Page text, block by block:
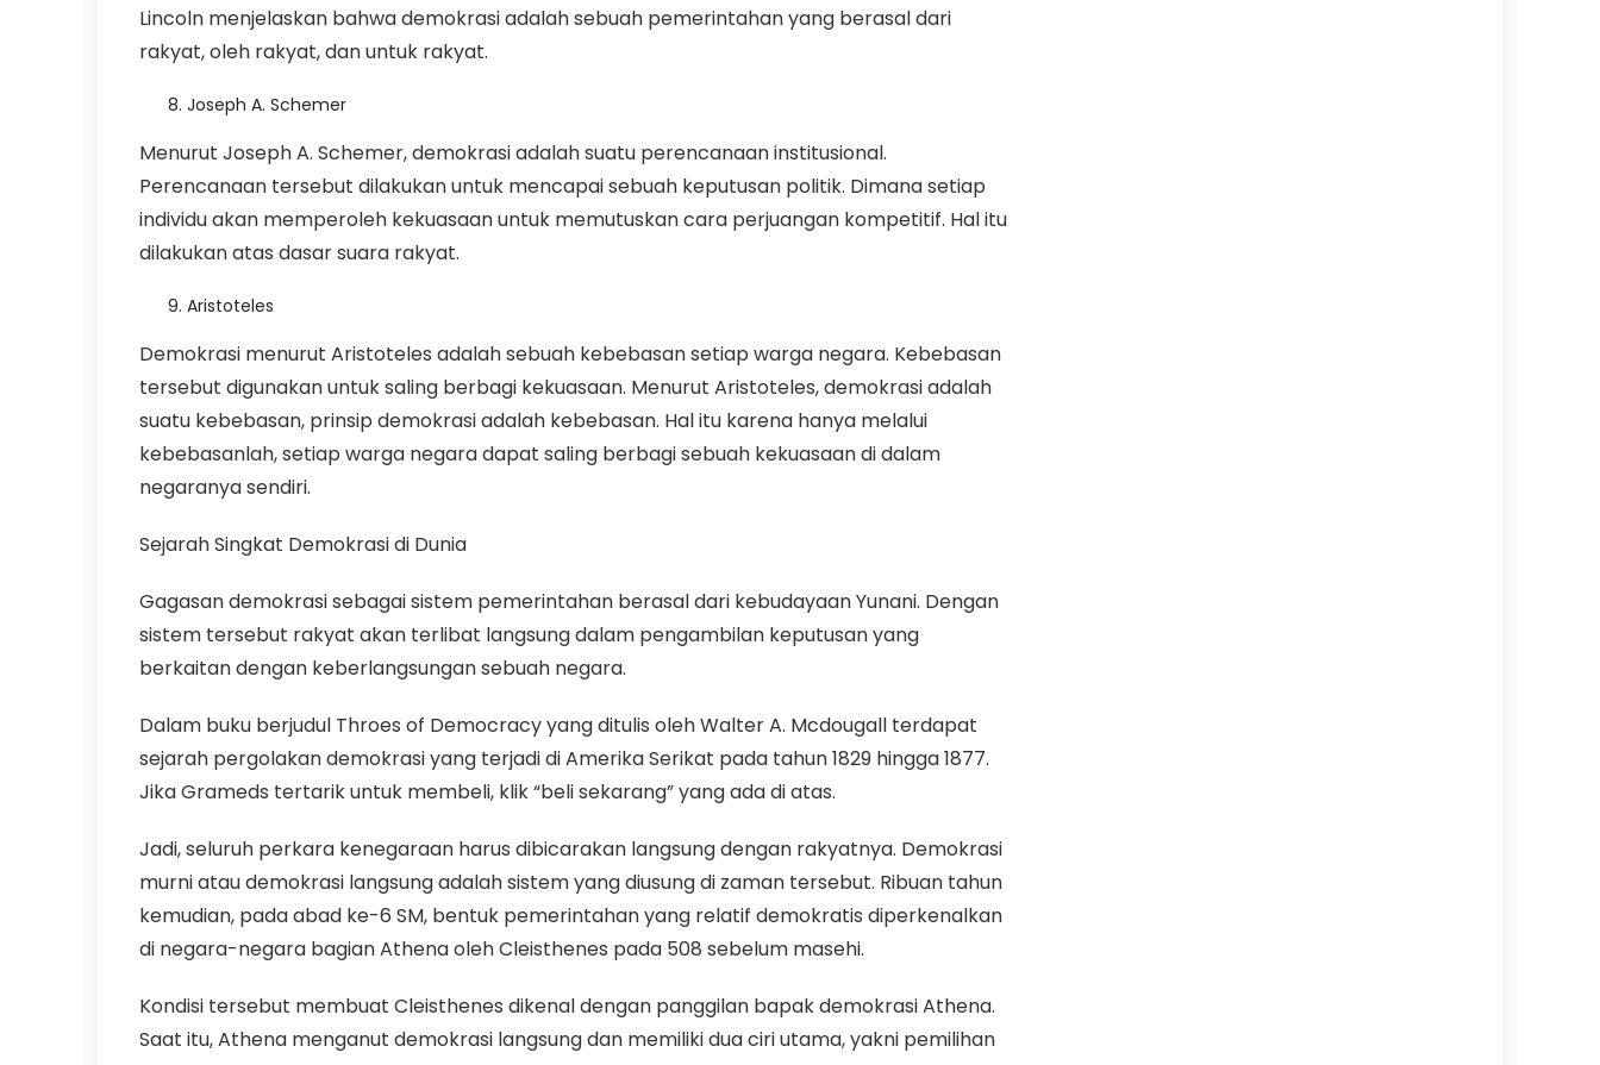
Lincoln menjelaskan bahwa demokrasi adalah sebuah pemerintahan yang berasal dari
rakyat, oleh rakyat, dan untuk rakyat.
Joseph A. Schemer
Menurut Joseph A. Schemer, demokrasi adalah suatu perencanaan institusional.
Perencanaan tersebut dilakukan untuk mencapai sebuah keputusan politik. Dimana setiap
individu akan memperoleh kekuasaan untuk memutuskan cara perjuangan kompetitif. Hal itu
dilakukan atas dasar suara rakyat.
Aristoteles
Demokrasi menurut Aristoteles adalah sebuah kebebasan setiap warga negara. Kebebasan
tersebut digunakan untuk saling berbagi kekuasaan. Menurut Aristoteles, demokrasi adalah
suatu kebebasan, prinsip demokrasi adalah kebebasan. Hal itu karena hanya melalui
kebebasanlah, setiap warga negara dapat saling berbagi sebuah kekuasaan di dalam
negaranya sendiri.
Sejarah Singkat Demokrasi di Dunia
Gagasan demokrasi sebagai sistem pemerintahan berasal dari kebudayaan Yunani. Dengan
sistem tersebut rakyat akan terlibat langsung dalam pengambilan keputusan yang
berkaitan dengan keberlangsungan sebuah negara.
Dalam buku berjudul Throes of Democracy yang ditulis oleh Walter A. Mcdougall terdapat
sejarah pergolakan demokrasi yang terjadi di Amerika Serikat pada tahun 1829 hingga 1877.
Jika Grameds tertarik untuk membeli, klik “beli sekarang” yang ada di atas.
Jadi, seluruh perkara kenegaraan harus dibicarakan langsung dengan rakyatnya. Demokrasi
murni atau demokrasi langsung adalah sistem yang diusung di zaman tersebut. Ribuan tahun
kemudian, pada abad ke-6 SM, bentuk pemerintahan yang relatif demokratis diperkenalkan
di negara-negara bagian Athena oleh Cleisthenes pada 508 sebelum masehi.
Kondisi tersebut membuat Cleisthenes dikenal dengan panggilan bapak demokrasi Athena.
Saat itu, Athena menganut demokrasi langsung dan memiliki dua ciri utama, yakni pemilihan